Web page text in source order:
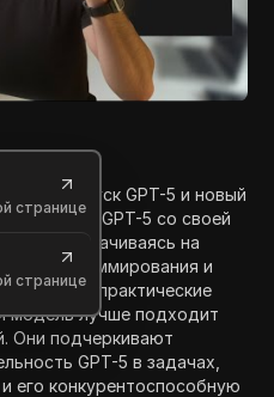
странице
странице
выпуск GPT-5 и новый
GPT-5 со своей
сосредотачиваясь на
программирования и
и практические
модель лучше подходит
Они подчеркивают
GPT-5 в задачах,
его конкурентоспособную